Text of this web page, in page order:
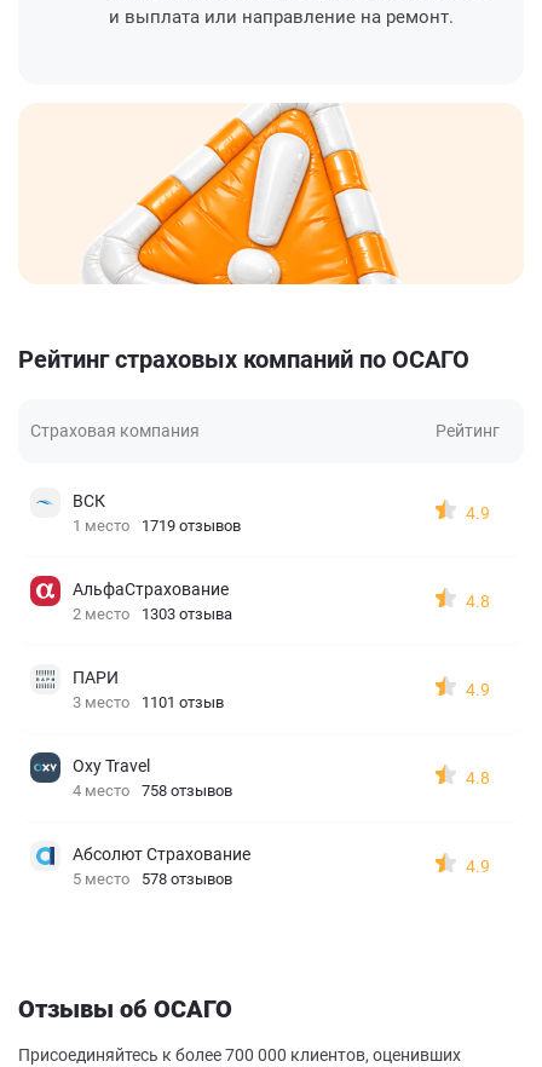
и выплата или направление на ремонт.
Рейтинг страховых компаний по ОСАГО
Страховая компания Рейтинг
ВСК
1 место 1719 отзывов
4.9
АльфаСтрахование
2 место 1303 отзыва
4.8
ПАРИ
3 место 1101 отзыв
4.9
Oxy Travel
4 место 758 отзывов
4.8
Абсолют Страхование
5 место 578 отзывов
4.9
Отзывы об ОСАГО
Присоединяйтесь к более 700 000 клиентов, оценивших